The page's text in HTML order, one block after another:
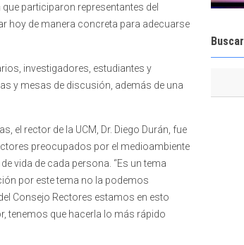
participaron representantes del
hoy de manera concreta para adecuarse
investigadores, estudiantes y
y mesas de discusión, además de una
el rector de la UCM, Dr. Diego Durán, fue
preocupados por el medioambiente
vida de cada persona. “Es un tema
por este tema no la podemos
Consejo Rectores estamos en esto
tenemos que hacerla lo más rápido
Buscar